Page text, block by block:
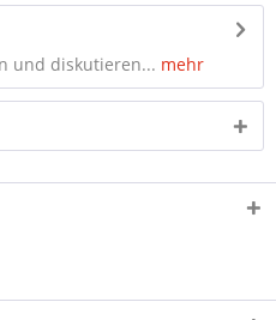
und diskutieren... mehr